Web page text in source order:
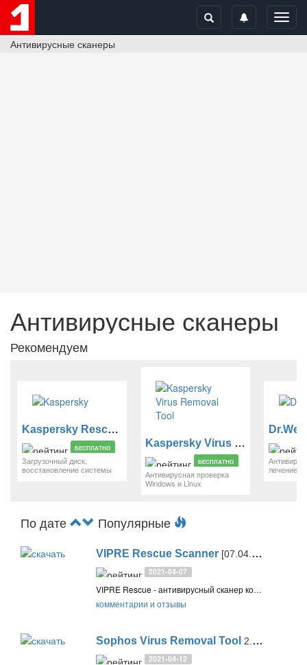
Антивирусные сканеры
Антивирусные сканеры
Рекомендуем
Kaspersky Rescue Disk
БЕСПЛАТНО
Загрузочный диск,
восстановление системы
Kaspersky Virus Removal Tool
БЕСПЛАТНО
Антивирусная проверка
Windows и Linux
лечение
По дате Популярные
VIPRE Rescue Scanner [07.04.2021]
2021-04-07
VIPRE Rescue - антивирусный сканер командной строки, проверяет и лечит зараженный компьютер, в котором из-за заражения невозможно нормально запускать программы. Обнаруживает и удаляет вредоносное ПО и сложные угрозы - руткиты
комментарии и отзывы
Sophos Virus Removal Tool 2.9.0 [12.04.2021]
2021-04-12